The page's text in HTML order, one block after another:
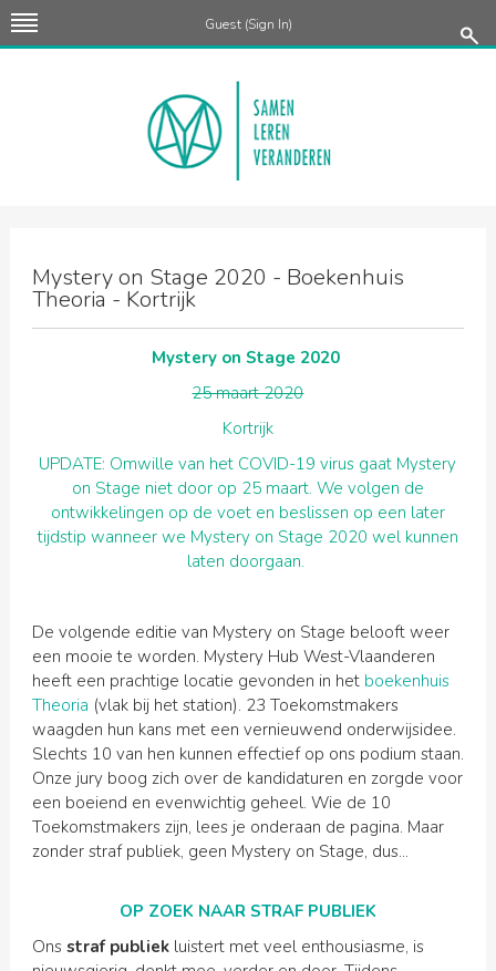
Guest (Sign In)
Mysterie
Onderwijs
Mystery on Stage 2020 - Boekenhuis
Theoria - Kortrijk
Mystery on Stage 2020
25 maart 2020
Kortrijk
UPDATE: Omwille van het COVID-19 virus gaat Mystery
on Stage niet door op 25 maart. We volgen de
ontwikkelingen op de voet en beslissen op een later
tijdstip wanneer we Mystery on Stage 2020 wel kunnen
laten doorgaan.
De volgende editie van Mystery on Stage belooft weer
een mooie te worden. Mystery Hub West-Vlaanderen
heeft een prachtige locatie gevonden in het boekenhuis
Theoria (vlak bij het station). 23 Toekomstmakers
waagden hun kans met een vernieuwend onderwijsidee.
Slechts 10 van hen kunnen effectief op ons podium staan.
Onze jury boog zich over de kandidaturen en zorgde voor
een boeiend en evenwichtig geheel. Wie de 10
Toekomstmakers zijn, lees je onderaan de pagina. Maar
zonder straf publiek, geen Mystery on Stage, dus...
OP ZOEK NAAR STRAF PUBLIEK
Ons straf publiek luistert met veel enthousiasme, is